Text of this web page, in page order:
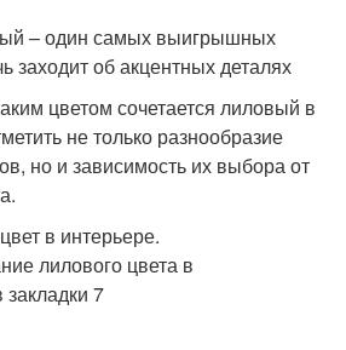
– один самых выигрышных
заходит об акцентных деталях
цветом сочетается лиловый в
не только разнообразие
но и зависимость их выбора от